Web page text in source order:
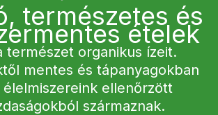
természetes és
ételek
természet organikus ízeit.
mentes és tápanyagokban
élelmiszereink ellenőrzött
származnak.